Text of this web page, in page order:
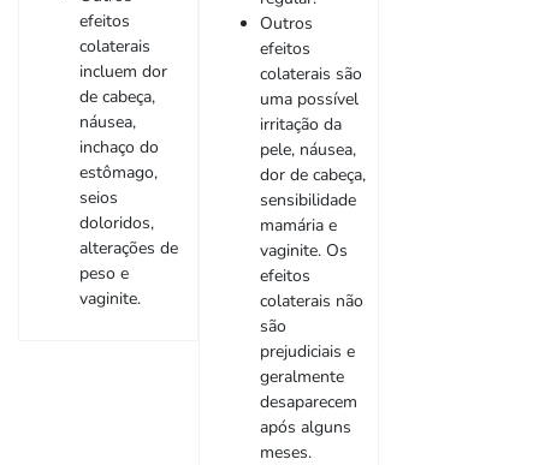
efeitos
colaterais
incluem dor
de cabeça,
náusea,
inchaço do
estômago,
seios
doloridos,
alterações de
peso e
vaginite.
Outros
efeitos
colaterais são
uma possível
irritação da
pele, náusea,
dor de cabeça,
sensibilidade
mamária e
vaginite. Os
efeitos
colaterais não
são
prejudiciais e
geralmente
desaparecem
após alguns
meses.